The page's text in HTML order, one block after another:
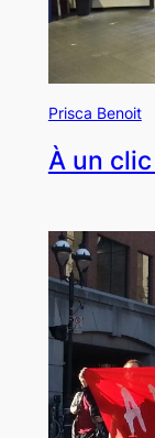
Prisca Benoit
À un